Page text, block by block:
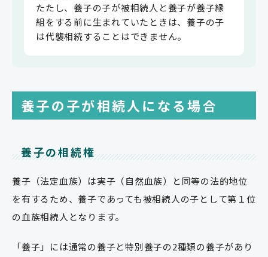
たたし、養子の子が被相続人と養子が養子縁
組をする前に生まれていたときは、養子の子
は代襲相続することはできません。
養子の子が相続人になる場合
養子の相続権
養子（法定血族）は実子（自然血族）と同等の法的地位
を有するため、養子であっても被相続人の子として第１位
の血族相続人となります。
「養子」には通常の養子と特別養子の2種類の養子があり